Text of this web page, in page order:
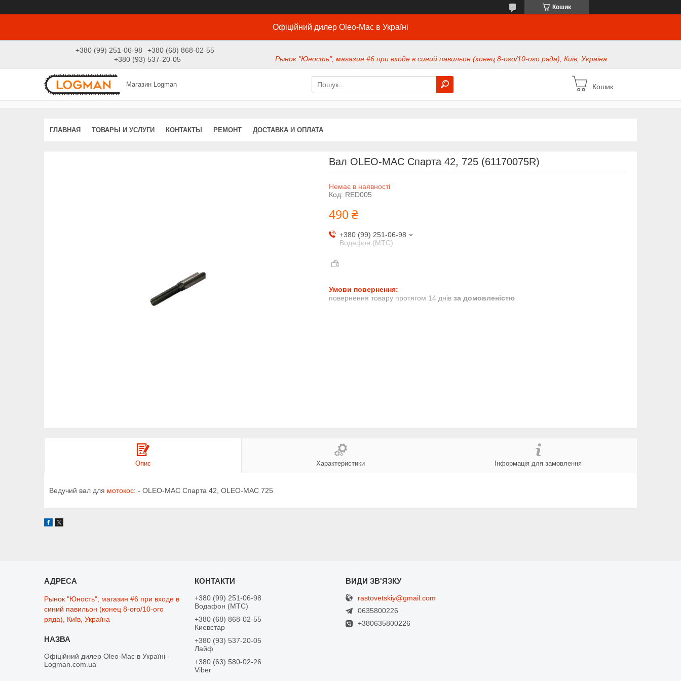
Кошик
Офіційний дилер Oleo-Mac в Україні
+380 (99) 251-06-98
+380 (68) 868-02-55
+380 (93) 537-20-05
Рынок "Юность", магазин #6 при входе в синий павильон (конец 8-ого/10-ого ряда), Київ, Україна
Магазин Logman Кошик
ГЛАВНАЯ ТОВАРЫ И УСЛУГИ КОНТАКТЫ РЕМОНТ ДОСТАВКА И ОПЛАТА
Вал OLEO-MAC Спарта 42, 725 (61170075R)
Немає в наявності
Код: RED005
490 ₴
+380 (99) 251-06-98
Водафон (МТС)
повернення товару протягом 14 днів за домовленістю
Опис Характеристики Інформація для замовлення
Ведучий вал для мотокос: - OLEO-MAC Спарта 42, OLEO-MAC 725
Рынок "Юность", магазин #6 при входе в
синий павильон (конец 8-ого/10-ого
ряда), Київ, Україна
Офіційний дилер Oleo-Mac в Україні -
Logman.com.ua
+380 (99) 251-06-98
Водафон (МТС)
+380 (68) 868-02-55
Киевстар
+380 (93) 537-20-05
Лайф
+380 (63) 580-02-26
Viber
rastovetskiy@gmail.com
0635800226
+380635800226